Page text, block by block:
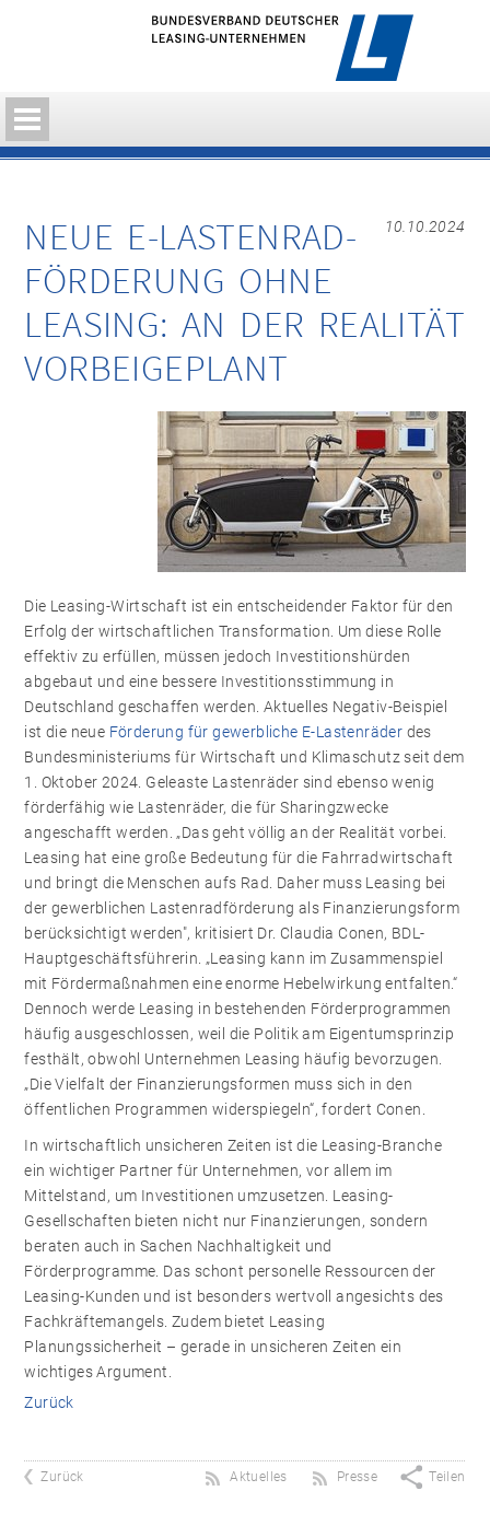
10.10.2024
NEUE E-LASTENRAD-
FÖRDERUNG OHNE
LEASING: AN DER REALITÄT
VORBEIGEPLANT
Die Leasing-Wirtschaft ist ein entscheidender Faktor für den
Erfolg der wirtschaftlichen Transformation. Um diese Rolle
effektiv zu erfüllen, müssen jedoch Investitionshürden
abgebaut und eine bessere Investitionsstimmung in
Deutschland geschaffen werden. Aktuelles Negativ-Beispiel
ist die neue Förderung für gewerbliche E-Lastenräder des
Bundesministeriums für Wirtschaft und Klimaschutz seit dem
1. Oktober 2024. Geleaste Lastenräder sind ebenso wenig
förderfähig wie Lastenräder, die für Sharingzwecke
angeschafft werden. „Das geht völlig an der Realität vorbei.
Leasing hat eine große Bedeutung für die Fahrradwirtschaft
und bringt die Menschen aufs Rad. Daher muss Leasing bei
der gewerblichen Lastenradförderung als Finanzierungsform
berücksichtigt werden", kritisiert Dr. Claudia Conen, BDL-
Hauptgeschäftsführerin. „Leasing kann im Zusammenspiel
mit Fördermaßnahmen eine enorme Hebelwirkung entfalten.“
Dennoch werde Leasing in bestehenden Förderprogrammen
häufig ausgeschlossen, weil die Politik am Eigentumsprinzip
festhält, obwohl Unternehmen Leasing häufig bevorzugen.
„Die Vielfalt der Finanzierungsformen muss sich in den
öffentlichen Programmen widerspiegeln“, fordert Conen.
In wirtschaftlich unsicheren Zeiten ist die Leasing-Branche
ein wichtiger Partner für Unternehmen, vor allem im
Mittelstand, um Investitionen umzusetzen. Leasing-
Gesellschaften bieten nicht nur Finanzierungen, sondern
beraten auch in Sachen Nachhaltigkeit und
Förderprogramme. Das schont personelle Ressourcen der
Leasing-Kunden und ist besonders wertvoll angesichts des
Fachkräftemangels. Zudem bietet Leasing
Planungssicherheit – gerade in unsicheren Zeiten ein
wichtiges Argument.
Zurück
Zurück Teilen
Presse
Aktuelles